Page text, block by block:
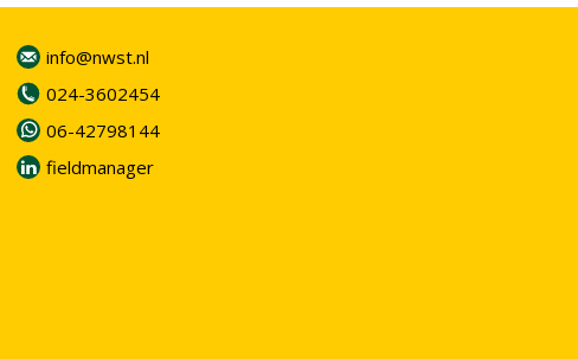
info@nwst.nl
024-3602454
06-42798144
fieldmanager